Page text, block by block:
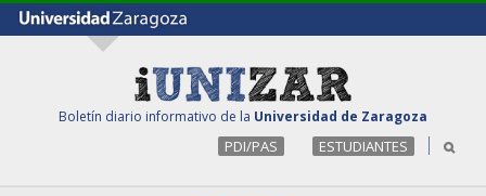
Boletín diario informativo de la Universidad de Zaragoza
PDI/PAS ESTUDIANTES